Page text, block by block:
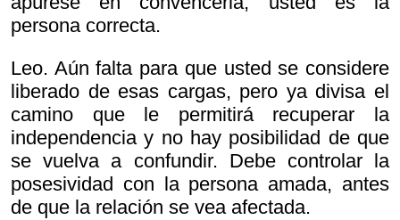
persona correcta.
Leo. Aún falta para que usted se considere
liberado de esas cargas, pero ya divisa el
camino que le permitirá recuperar la
independencia y no hay posibilidad de que
se vuelva a confundir. Debe controlar la
posesividad con la persona amada, antes
de que la relación se vea afectada.